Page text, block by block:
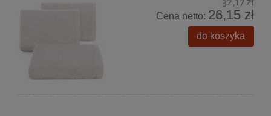
Cena netto: 26,15 zł
do koszyka